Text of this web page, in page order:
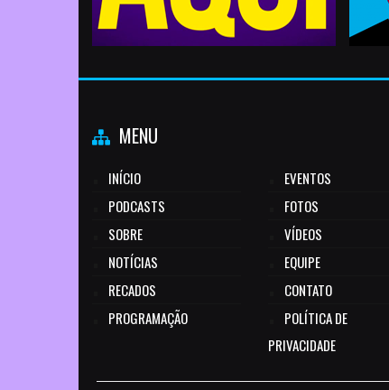
MENU
INÍCIO
PODCASTS
SOBRE
NOTÍCIAS
RECADOS
PROGRAMAÇÃO
EVENTOS
FOTOS
VÍDEOS
EQUIPE
CONTATO
POLÍTICA DE
PRIVACIDADE